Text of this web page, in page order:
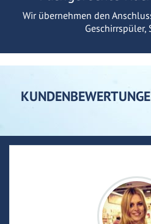
Wir übernehmen den
Geschirrspüler,